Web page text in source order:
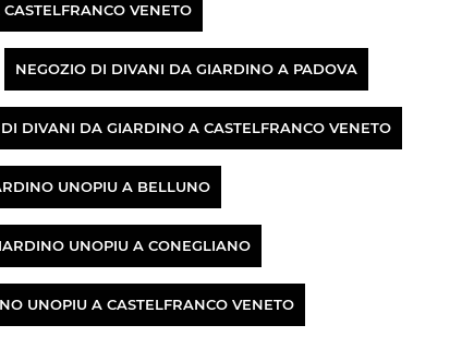
VENETO
NEGOZIO DI DIVANI DA GIARDINO A PADOVA
DIVANI DA GIARDINO A CASTELFRANCO VENETO
UNOPIU A BELLUNO
UNOPIU A CONEGLIANO
UNOPIU A CASTELFRANCO VENETO